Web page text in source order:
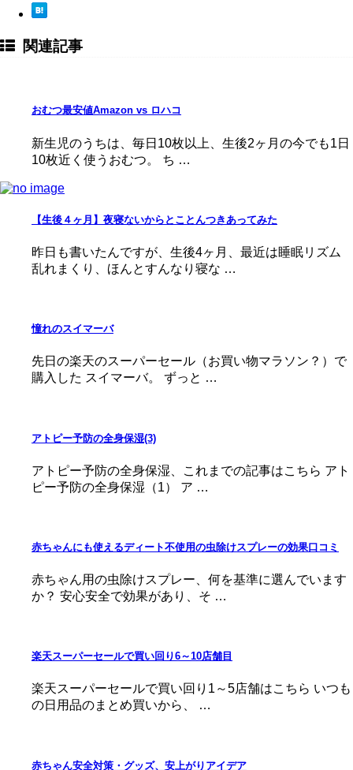
関連記事
おむつ最安値Amazon vs ロハコ
新生児のうちは、毎日10枚以上、生後2ヶ月の今でも1日
10枚近く使うおむつ。 ち …
【生後４ヶ月】夜寝ないからとことんつきあってみた
昨日も書いたんですが、生後4ヶ月、最近は睡眠リズム
乱れまくり、ほんとすんなり寝な …
憧れのスイマーバ
先日の楽天のスーパーセール（お買い物マラソン？）で
購入した スイマーバ。 ずっと …
アトピー予防の全身保湿(3)
アトピー予防の全身保湿、これまでの記事はこちら アト
ピー予防の全身保湿（1） ア …
赤ちゃんにも使えるディート不使用の虫除けスプレーの効果口コミ
赤ちゃん用の虫除けスプレー、何を基準に選んでいます
か？ 安心安全で効果があり、そ …
楽天スーパーセールで買い回り6～10店舗目
楽天スーパーセールで買い回り1～5店舗はこちら いつも
の日用品のまとめ買いから、 …
赤ちゃん安全対策・グッズ、安上がりアイデア